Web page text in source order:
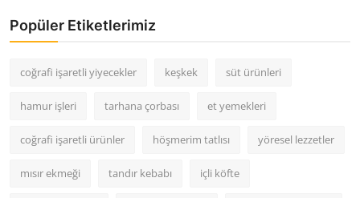
Popüler Etiketlerimiz
coğrafi işaretli yiyecekler keşkek süt ürünleri
hamur işleri tarhana çorbası et yemekleri
coğrafi işaretli ürünler höşmerim tatlısı yöresel lezzetler
mısır ekmeği tandır kebabı içli köfte